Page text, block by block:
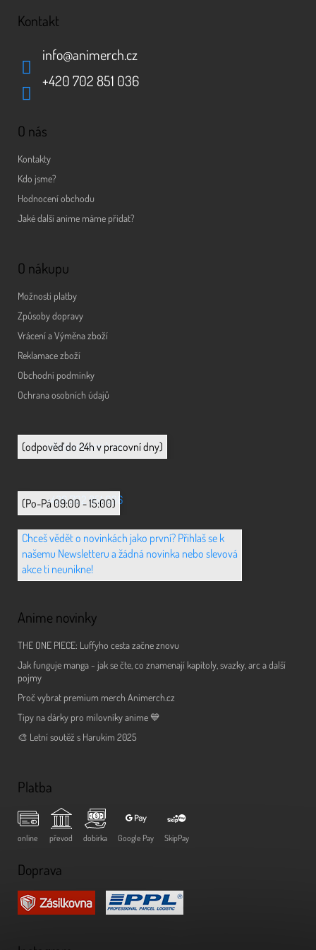
Kontakt
info@animerch.cz
+420 702 851 036
O nás
Kontakty
Kdo jsme?
Hodnocení obchodu
Jaké další anime máme přidat?
O nákupu
Možnosti platby
Způsoby dopravy
Vrácení a Výměna zboží
Reklamace zboží
Obchodní podmínky
Ochrana osobních údajů
info@animerch.cz
(odpověď do 24h v pracovní dny)
+420 702 851 036
(Po-Pá 09:00 - 15:00)
Chceš vědět o novinkách jako první? Přihlaš se k
našemu Newsletteru a žádná novinka nebo slevová
akce ti neunikne!
Anime novinky
THE ONE PIECE: Luffyho cesta začne znovu
Jak funguje manga - jak se čte, co znamenají kapitoly, svazky, arc a další
pojmy
Proč vybrat premium merch Animerch.cz
Tipy na dárky pro milovníky anime 💙
🎨 Letní soutěž s Harukim 2025
Platba
online převod dobírka Google Pay SkipPay
Doprava